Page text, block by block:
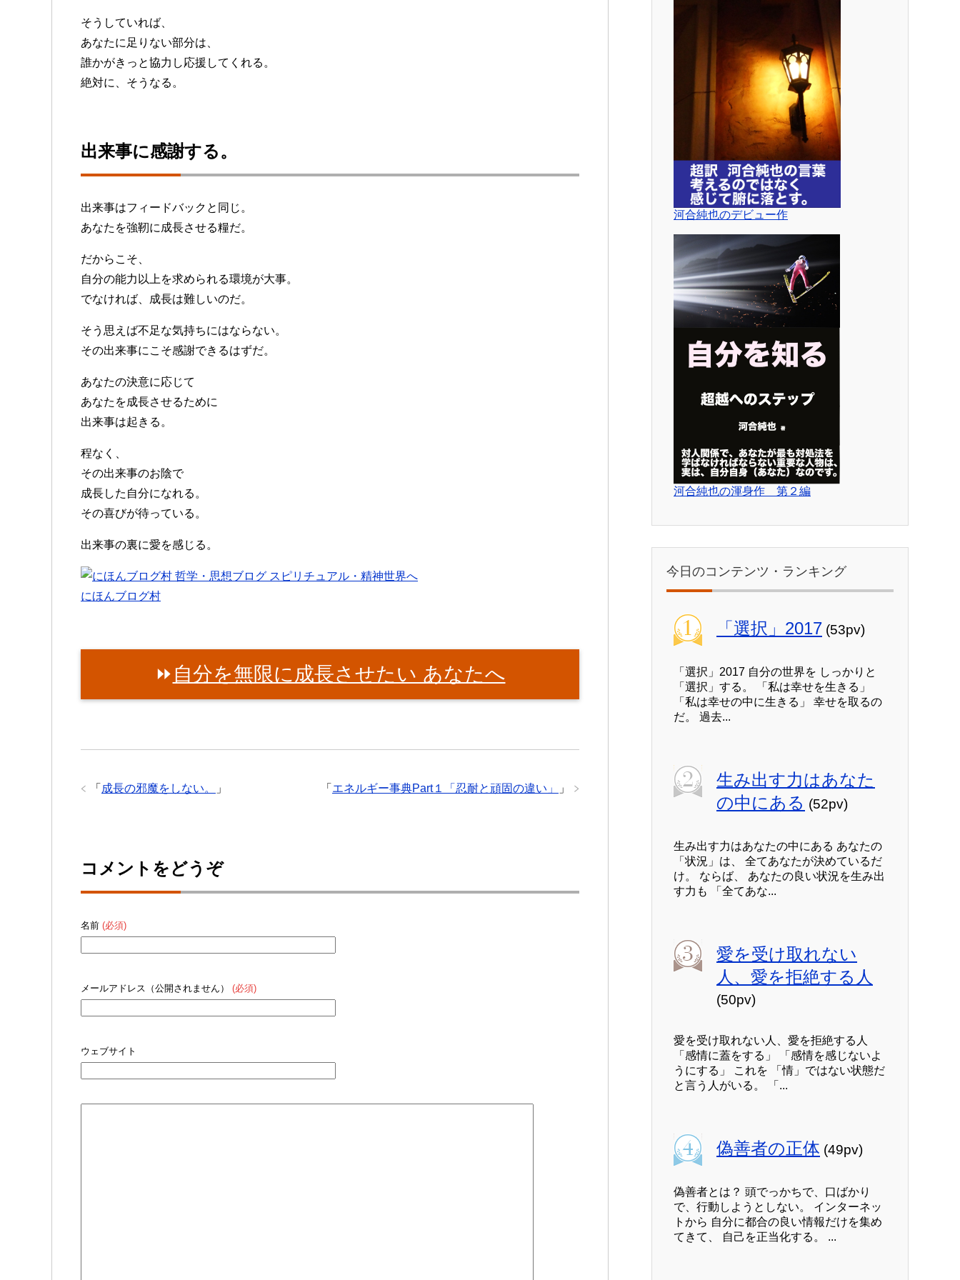
そうしていれば、
あなたに足りない部分は、
誰かがきっと協力し応援してくれる。
絶対に、そうなる。
出来事に感謝する。
出来事はフィードバックと同じ。
あなたを強靭に成長させる糧だ。
だからこそ、
自分の能力以上を求められる環境が大事。
でなければ、成長は難しいのだ。
そう思えば不足な気持ちにはならない。
その出来事にこそ感謝できるはずだ。
あなたの決意に応じて
あなたを成長させるために
出来事は起きる。
程なく、
その出来事のお陰で
成長した自分になれる。
その喜びが待っている。
出来事の裏に愛を感じる。
にほんブログ村
⏩自分を無限に成長させたい あなたへ
「 エネルギー事典Part１「忍耐と頑固の違い」 」
「 成長の邪魔をしない。 」
コメントをどうぞ
名前 (必須)
メールアドレス（公開されません） (必須)
ウェブサイト
河合純也のデビュー作
河合純也の渾身作 第２編
今日のコンテンツ・ランキング
「選択」2017 (53pv)
「選択」2017 自分の世界を しっかりと
「選択」する。 「私は幸せを生きる」
「私は幸せの中に生きる」 幸せを取るの
だ。 過去...
生み出す力はあなた
の中にある (52pv)
生み出す力はあなたの中にある あなたの
「状況」は、 全てあなたが決めているだ
け。 ならば、 あなたの良い状況を生み出
す力も 「全てあな...
愛を受け取れない
人、愛を拒絶する人
(50pv)
愛を受け取れない人、愛を拒絶する人
「感情に蓋をする」 「感情を感じないよ
うにする」 これを 「情」ではない状態だ
と言う人がいる。 「...
偽善者の正体 (49pv)
偽善者とは？ 頭でっかちで、口ばかり
で、行動しようとしない。 インターネッ
トから 自分に都合の良い情報だけを集め
てきて、 自己を正当化する。 ...